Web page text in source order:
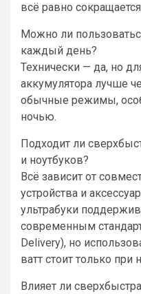
всё равно
Можно ли
каждый день?
Технически — да, но
аккумулятора лучше
обычные режимы,
ночью.
Подходит ли
и ноутбуков?
Всё зависит от
устройства и
ультрабуки
современным
Delivery), но
ватт стоит только при
Влияет ли